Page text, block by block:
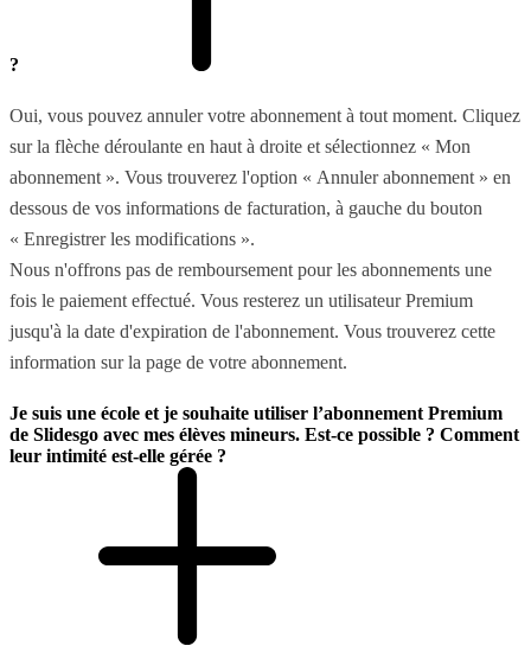
?
Oui, vous pouvez annuler votre abonnement à tout moment. Cliquez
sur la flèche déroulante en haut à droite et sélectionnez « Mon
abonnement ». Vous trouverez l'option « Annuler abonnement » en
dessous de vos informations de facturation, à gauche du bouton
« Enregistrer les modifications ».
Nous n'offrons pas de remboursement pour les abonnements une
fois le paiement effectué. Vous resterez un utilisateur Premium
jusqu'à la date d'expiration de l'abonnement. Vous trouverez cette
information sur la page de votre abonnement.
Je suis une école et je souhaite utiliser l’abonnement Premium
de Slidesgo avec mes élèves mineurs. Est-ce possible ? Comment
leur intimité est-elle gérée ?